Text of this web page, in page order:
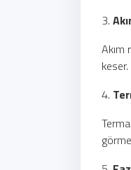
3.
Akım
4.